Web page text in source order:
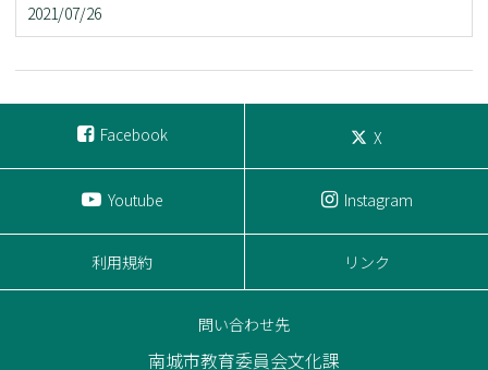
2021/07/26
Facebook X
Youtube Instagram
利用規約 リンク
問い合わせ先
南城市教育委員会文化課